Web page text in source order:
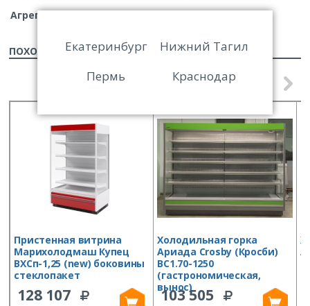
Агрегат
ПОХОЖИЕ ТОВАРЫ
Пристенная витрина
Марихолодмаш Купец
ВХСп-1,25 (new) боковины
стеклопакет
128 107
Холодильная горка
Ариада Crosby (Кросби)
ВС1.70-1250
(гастрономическая,
вынос)
103 505
Екатеринбург
Нижний Тагил
Пермь
Краснодар